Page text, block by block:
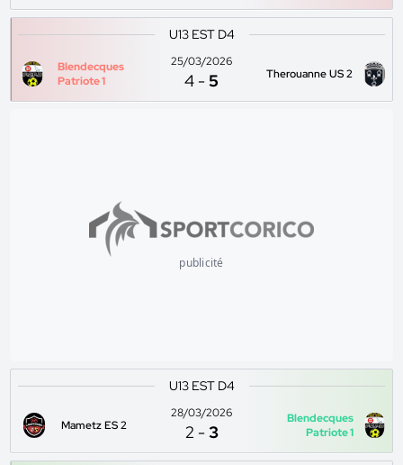
U13 EST D4
Blendecques
Patriote 1
25/03/2026
4 -5 Therouanne US 2
publicité
U13 EST D4
Mametz ES 2
28/03/2026
2 -3
Blendecques
Patriote 1